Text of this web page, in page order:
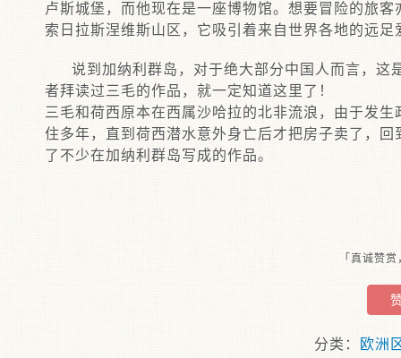
卢斯城堡，而他现在是一座博物馆。想要冒险的旅
索日拉斯涅维斯山区，它吸引着来自世界各地的远足
说到加纳利群岛，对于绝大部分中国人而言，这
者拜读过三毛的作品，就一定知道这里了！
三毛和荷西原本在西属沙哈拉的北非流浪，由于发
住多年，直到荷西潜水意外身亡后才把房子卖了，
了不少在加纳利群岛写成的作品。
「真诚赞
分类：
欧洲